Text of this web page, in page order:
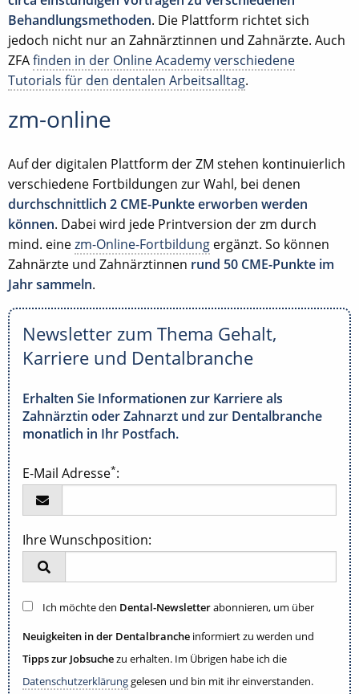
Behandlungsmethoden. Die Plattform richtet sich
jedoch nicht nur an Zahnärztinnen und Zahnärzte. Auch
ZFAfinden in der Online Academy verschiedene
Tutorials für den dentalen Arbeitsalltag.
zm-online
Auf der digitalen Plattform der ZM stehen kontinuierlich
verschiedene Fortbildungen zur Wahl, bei denen
durchschnittlich 2 CME-Punkte erworben werden
können. Dabei wird jede Printversion der zm durch
mind. einezm-Online-Fortbildung ergänzt. So können
Zahnärzte und Zahnärztinnen rund 50 CME-Punkte im
Jahr sammeln.
Newsletter zum Thema Gehalt,
Karriere und Dentalbranche
Erhalten Sie Informationen zur Karriere als
Zahnärztin oder Zahnarzt und zur Dentalbranche
monatlich in Ihr Postfach.
E-Mail Adresse*:
Ihre Wunschposition:
Ich möchte den Dental-Newsletterabonnieren, um über
Neuigkeiten in der Dentalbranche informiert zu werden und
Tipps zur Jobsuchezu erhalten. Im Übrigen habe ich die
Datenschutzerklärunggelesen und bin mit ihr einverstanden.